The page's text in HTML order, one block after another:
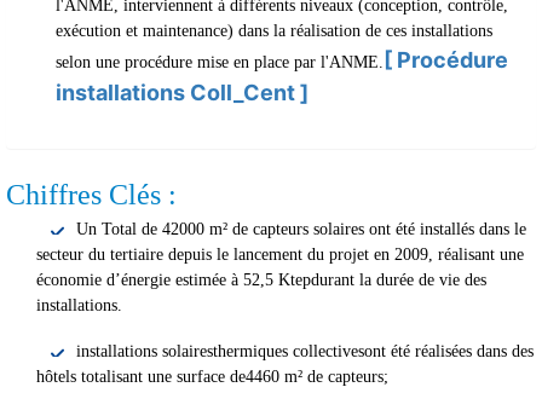
l'ANME, interviennent à différents niveaux (conception, contrôle,
exécution et maintenance) dans la réalisation de ces installations
selon une procédure mise en place par l'ANME. [ Procédure
installations Coll_Cent ]
Chiffres Clés :
Un Total de 42000 m² de capteurs solaires ont été installés dans le
secteur du tertiaire depuis le lancement du projet en 2009, réalisant une
économie d’énergie estimée à 52,5 Ktepdurant la durée de vie des
installations.
installations solairesthermiques collectivesont été réalisées dans des
hôtels totalisant une surface de4460 m² de capteurs;